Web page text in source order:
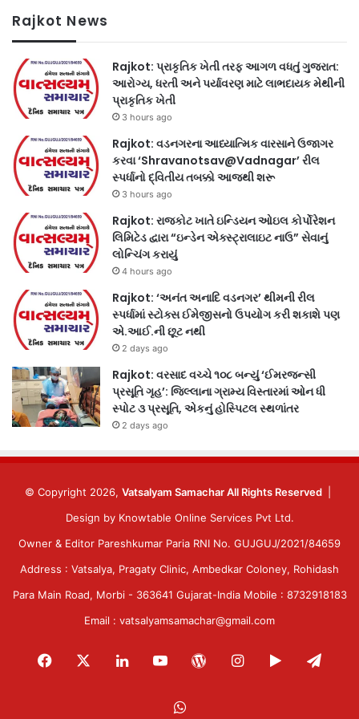
Rajkot News
Rajkot: પ્રાકૃતિક ખેતી તરફ આગળ વધતું ગુજરાત:
આરોગ્ય, ધરતી અને પર્યાવરણ માટે લાભદાયક મેથીની
પ્રાકૃતિક ખેતી
3 hours ago
Rajkot: વડનગરના આધ્યાત્મિક વારસાને ઉજાગર
કરવા ‘Shravanotsav@Vadnagar’ રીલ
સ્પર્ધાનો દ્વિતીય તબક્કો આજથી શરૂ
3 hours ago
Rajkot: રાજકોટ ખાતે ઇન્ડિયન ઓઇલ કોર્પોરેશન
લિમિટેડ દ્વારા “ઇન્ડેન એક્સ્ટ્રાલાઇટ નાઉ” સેવાનું
લોન્ચિંગ કરાયું
4 hours ago
Rajkot: ‘અનંત અનાદિ વડનગર’ થીમની રીલ
સ્પર્ધામાં સ્ટોક્સ ઈમેજીસનો ઉપયોગ કરી શકાશે પણ
એ.આઈ.ની છૂટ નથી
2 days ago
Rajkot: વરસાદ વચ્ચે ૧૦૮ બન્યું ‘ઈમરજન્સી
પ્રસૂતિ ગૃહ’: જિલ્લાના ગ્રામ્ય વિસ્તારમાં ઓન ધી
સ્પોટ ૩ પ્રસૂતિ, એકનું હોસ્પિટલ સ્થળાંતર
2 days ago
© Copyright 2026, Vatsalyam Samachar All Rights Reserved
Design by Knowtable Online Services Pvt Ltd.
Owner & Editor Pareshkumar Paria RNI No. GUJGUJ/2021/84659
Address : Vatsalya, Pragaty Clinic, Ambedkar Coloney, Rohidash
Para Main Road, Morbi - 363641 Gujarat-India Mobile : 8732918183
Email : vatsalyamsamachar@gmail.com
Facebook LinkedInYouTubeWordPressInstagram
Google
WhatsApp